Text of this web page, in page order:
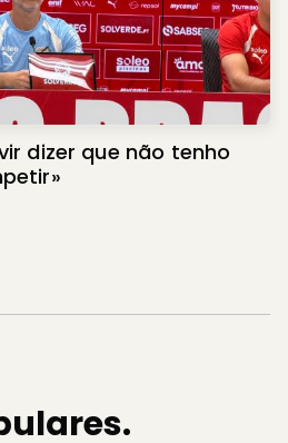
dizer que não tenho